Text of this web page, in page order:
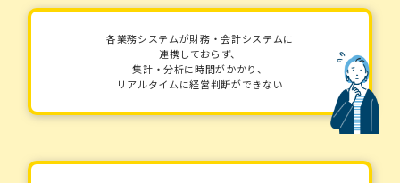
各業務システムが財務・会計システムに
連携しておらず、
集計・分析に時間がかかり、
リアルタイムに経営判断ができない